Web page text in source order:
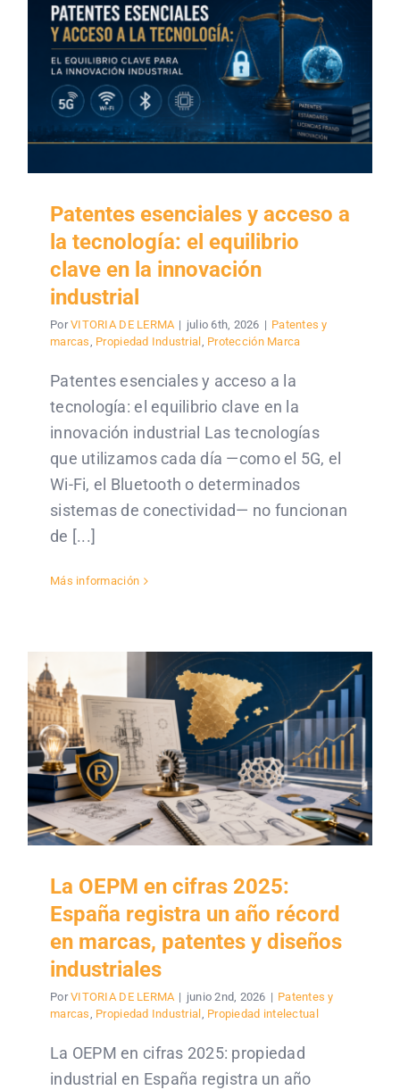
Patentes esenciales y acceso a
la tecnología: el equilibrio
clave en la innovación
industrial
PorVITORIA DE LERMA | julio 6th, 2026 | Patentes y
marcas, Propiedad Industrial , Protección Marca
Patentes esenciales y acceso a la
tecnología: el equilibrio clave en la
innovación industrial Las tecnologías
que utilizamos cada día —como el 5G, el
Wi-Fi, el Bluetooth o determinados
sistemas de conectividad— no funcionan
de [...]
Más información
La OEPM en cifras 2025:
España registra un año récord
en marcas, patentes y diseños
industriales
PorVITORIA DE LERMA | junio 2nd, 2026 | Patentes y
marcas, Propiedad Industrial , Propiedad intelectual
La OEPM en cifras 2025: propiedad
industrial en España registra un año